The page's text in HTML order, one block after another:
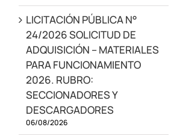
LICITACIÓN PÚBLICA N°
24/2026 SOLICITUD DE
ADQUISICIÓN – MATERIALES
PARA FUNCIONAMIENTO
2026. RUBRO:
SECCIONADORES Y
DESCARGADORES
06/08/2026